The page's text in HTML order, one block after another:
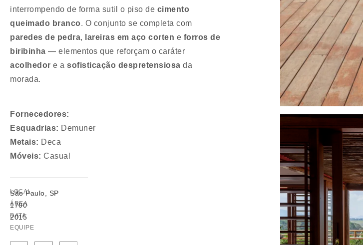
interrompendo de forma sutil o piso de cimento
queimado branco. O conjunto se completa com
paredes de pedra, lareiras em aço corten e forros de
biribinha — elementos que reforçam o caráter
acolhedor e a sofisticação despretensiosa da
morada.
Fornecedores:
Esquadrias: Demuner
Metais: Deca
Móveis: Casual
LOCAL
São Paulo, SP
ÁREA
1700
DATA
2015
EQUIPE